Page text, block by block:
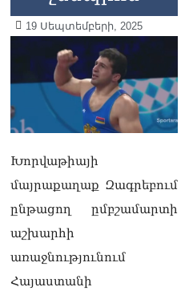
19 Սեպտեմբերի, 2025
Խորվաթիայի
մայրաքաղաք Զագրեբում
ընթացող ըմբշամարտի
աշխարհի
առաջնությունում
Հայաստանի